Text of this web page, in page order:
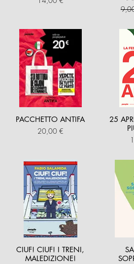
PACCHETTO ANTIFA
Prezzo
20,00 €
25
CIUF! CIUF! I TRENI,
MALEDIZIONE!